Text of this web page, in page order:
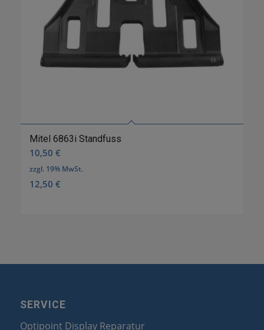
Mitel 6863i Standfuss
10,50 €
zzgl. 19% MwSt.
12,50 €
SERVICE
Optipoint Display Reparatur